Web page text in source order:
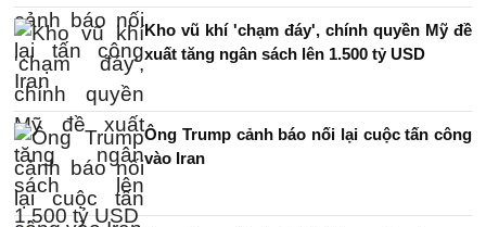
Kho vũ khí 'chạm đáy', chính quyền Mỹ đề
xuất tăng ngân sách lên 1.500 tỷ USD
Ông Trump cảnh báo nối lại cuộc tấn công
vào Iran